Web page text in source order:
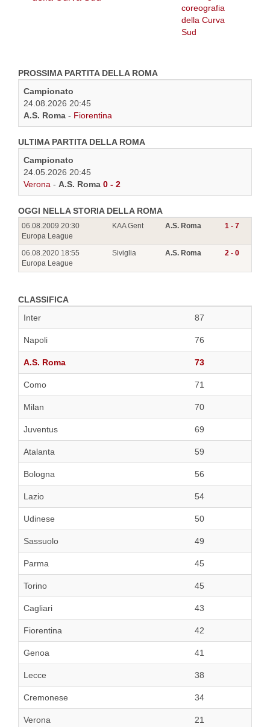
PROSSIMA PARTITA DELLA ROMA
Campionato
24.08.2026 20:45
A.S. Roma - Fiorentina
ULTIMA PARTITA DELLA ROMA
Campionato
24.05.2026 20:45
Verona - A.S. Roma 0 - 2
OGGI NELLA STORIA DELLA ROMA
06.08.2009 20:30
Europa League
KAA Gent A.S. Roma 1 - 7
06.08.2020 18:55
Europa League
Siviglia A.S. Roma 2 - 0
CLASSIFICA
Inter
87
Napoli 76
A.S. Roma 73
Como 71
Milan 70
Juventus 69
Atalanta 59
Bologna 56
Lazio 54
Udinese 50
Sassuolo 49
Parma 45
Torino 45
Cagliari 43
Fiorentina 42
Genoa 41
Lecce 38
Cremonese 34
Verona 21